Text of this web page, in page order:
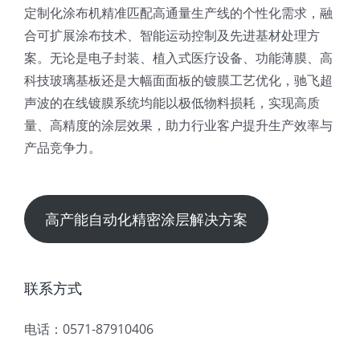
定制化涂布机精准匹配高通量生产线的个性化需求，融
合可扩展涂布技术、智能运动控制及先进基材处理方
案。无论是电子封装、植入式医疗设备、功能薄膜、高
科技玻璃基板还是大幅面面板的镀膜工艺优化，驰飞超
声波的在线镀膜系统均能以极低物料损耗，实现高质
量、高精度的涂层效果，助力行业客户提升生产效率与
产品竞争力。
高产能自动化精密涂层解决方案
联系方式
电话：0571-87910406